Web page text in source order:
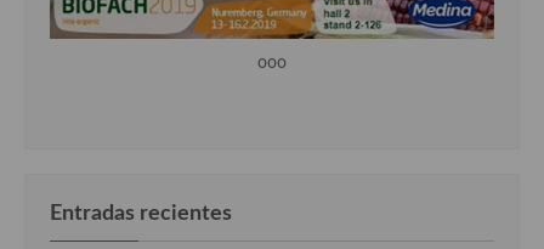
ooo
Entradas recientes